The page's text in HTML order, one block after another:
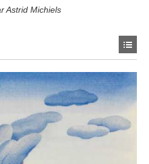
Astrid Michiels